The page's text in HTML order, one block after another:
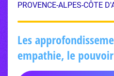
PROVENCE-ALPES-CÔTE
Les
empathie, le pouvoir